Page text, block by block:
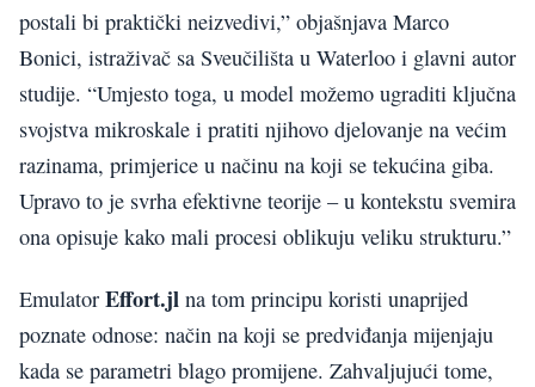
postali bi praktički neizvedivi,” objašnjava Marco
Bonici, istraživač sa Sveučilišta u Waterloo i glavni autor
studije. “Umjesto toga, u model možemo ugraditi ključna
svojstva mikroskale i pratiti njihovo djelovanje na većim
razinama, primjerice u načinu na koji se tekućina giba.
Upravo to je svrha efektivne teorije – u kontekstu svemira
ona opisuje kako mali procesi oblikuju veliku strukturu.”
Emulator Effort.jl na tom principu koristi unaprijed
poznate odnose: način na koji se predviđanja mijenjaju
kada se parametri blago promijene. Zahvaljujući tome,